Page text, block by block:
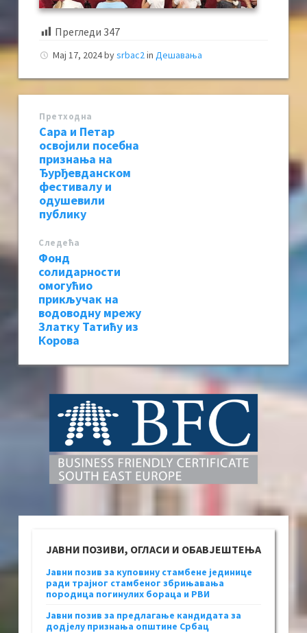
Прегледи 347
Мај 17, 2024bysrbac2in Дешавања
Претходна
Сара и Петар
освојили посебна
признања на
Ђурђевданском
фестивалу и
одушевили
публику
Следећa
Фонд
солидарности
омогућио
прикључак на
водоводну мрежу
Златку Татићу из
Корова
ЈАВНИ ПОЗИВИ, ОГЛАСИ И ОБАВЈЕШТЕЊА
Јавни позив за куповину стамбене јединице
ради трајног стамбеног збрињавања
породица погинулих бораца и РВИ
Јавни позив за предлагање кандидата за
додјелу признања општине Србац